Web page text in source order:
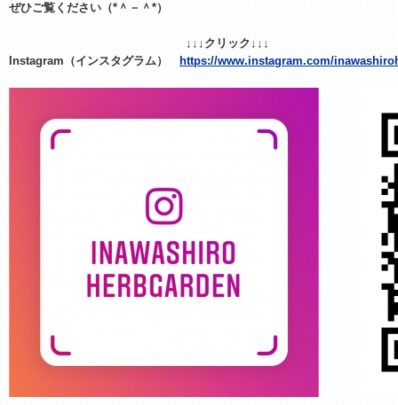
ぜひご覧ください（*＾－＾*）
↓↓↓クリック↓↓↓
Instagram（インスタグラム）
https://www.instagram.com/